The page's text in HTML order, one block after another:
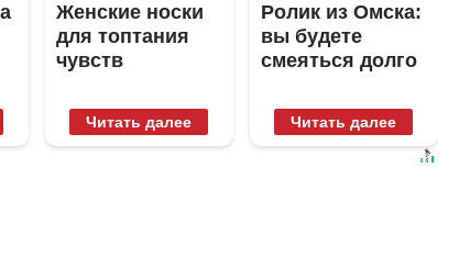
Женские носки
для топтания
чувств
Читать далее
Ролик из Омска:
вы будете
смеяться долго
Читать далее